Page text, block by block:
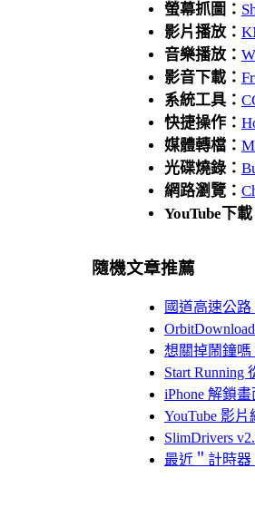
螢幕抓圖：
影片播放：
音樂播放：
影音下載：
系統工具：
快捷操作：
媒體轉檔：
光碟燒錄：
網路瀏覽：
YouTube下
隨機文章推薦
國道高速公
想關掉鬧鐘嗎
Start Running
iPhone 解鎖
YouTube 影
SlimDrivers
最近＂計時器